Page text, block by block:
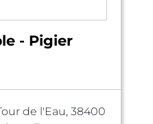
- Pigier
de l'Eau, 38400